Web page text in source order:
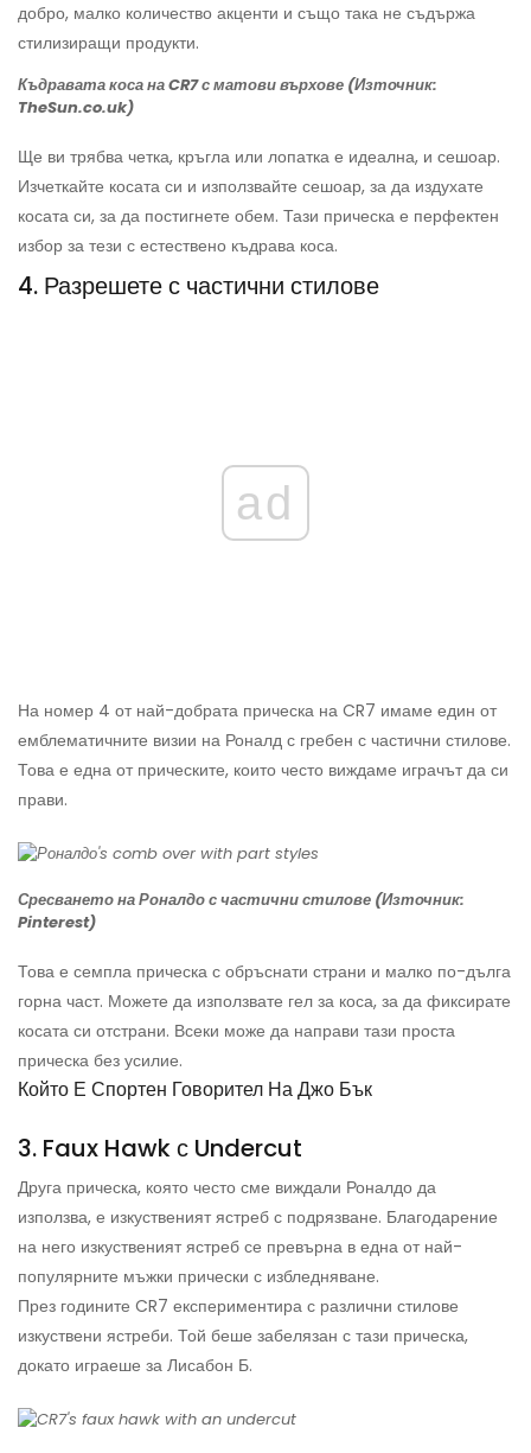
добро, малко количество акценти и също така не съдържа
стилизиращи продукти.
Къдравата коса на CR7 с матови върхове (Източник:
TheSun.co.uk)
Ще ви трябва четка, кръгла или лопатка е идеална, и сешоар.
Изчеткайте косата си и използвайте сешоар, за да издухате
косата си, за да постигнете обем. Тази прическа е перфектен
избор за тези с естествено къдрава коса.
4. Разрешете с частични стилове
ad
На номер 4 от най-добрата прическа на CR7 имаме един от
емблематичните визии на Роналд с гребен с частични стилове.
Това е една от прическите, които често виждаме играчът да си
прави.
Сресването на Роналдо с частични стилове (Източник:
Pinterest)
Това е семпла прическа с обръснати страни и малко по-дълга
горна част. Можете да използвате гел за коса, за да фиксирате
косата си отстрани. Всеки може да направи тази проста
прическа без усилие.
Който Е Спортен Говорител На Джо Бък
3. Faux Hawk с Undercut
Друга прическа, която често сме виждали Роналдо да
използва, е изкуственият ястреб с подрязване. Благодарение
на него изкуственият ястреб се превърна в една от най-
популярните мъжки прически с избледняване.
През годините CR7 експериментира с различни стилове
изкуствени ястреби. Той беше забелязан с тази прическа,
докато играеше за Лисабон Б.